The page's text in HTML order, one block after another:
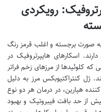
رویکردی
صورت برجسته و اغلب قرمز رنگ
اسکارهای هایپرتروفیک در
کلوئیدها از مرزهای زخم فراتر
ژل کنتراکتیوبکس مرز به دلیل
هپارین، در درمان هر دو نوع
از حد بافت فیبروتیک و بهبود